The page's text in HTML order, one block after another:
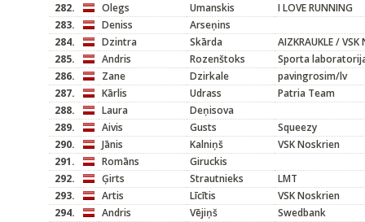
282.
Olegs Umanskis
I LOVE RUNNING
283.
Deniss
Arseņins
284.
Dzintra Skārda
AIZKRAUKLE /
285.
Andris Rozenštoks
Sporta
286.
Zane Dzirkale
pavingrosim/lv
287.
Kārlis Udrass
Patria Team
288.
Laura
Deņisova
289.
Aivis Gusts
Squeezy
290.
Jānis Kalniņš
VSK Noskrien
291.
Romāns
Giruckis
292.
Ģirts Strautnieks
LMT
293.
Artis Līcītis
VSK Noskrien
294.
Andris Vējiņš
Swedbank